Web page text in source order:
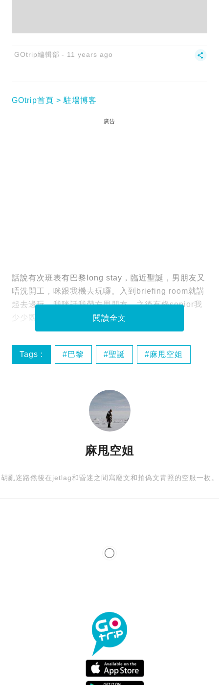
GOtrip編輯部 11 years ago
GOtrip首頁 駐場博客
廣告
話說有次班表有巴黎long stay，臨近聖誕，男朋友又
唔洗開工，咪跟我機去玩囉。入到briefing room就講
起去邊玩，我咪話我帶左男朋友，之後有條senior我
少少既八婆，勁大聲講左句
閱讀全文
Tags : 巴黎 聖誕 麻甩空姐
麻甩空姐
胡亂迷路然後在jetlag和昏迷之間寫廢文和拍偽文青照的空服一枚。